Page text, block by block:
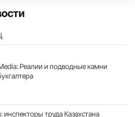
Реалии и подводные камни
труда Казахстана